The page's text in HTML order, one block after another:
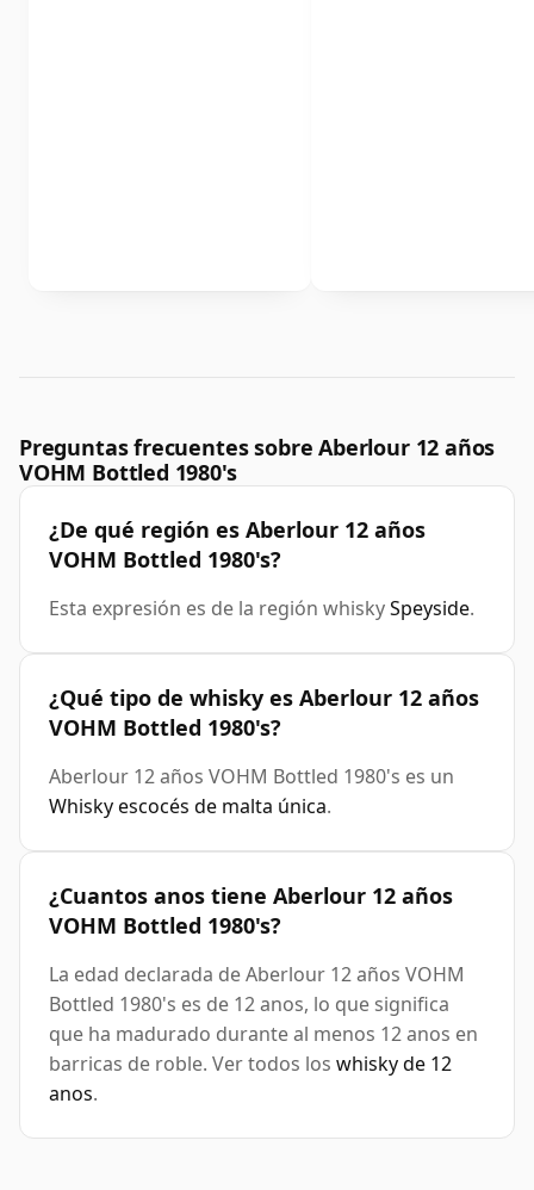
Preguntas frecuentes sobre Aberlour 12 años
VOHM Bottled 1980's
¿De qué región es Aberlour 12 años
VOHM Bottled 1980's?
Esta expresión es de la región whiskySpeyside.
¿Qué tipo de whisky es Aberlour 12 años
VOHM Bottled 1980's?
Aberlour 12 años VOHM Bottled 1980's es un
Whisky escocés de malta única.
¿Cuantos anos tiene Aberlour 12 años
VOHM Bottled 1980's?
La edad declarada de Aberlour 12 años VOHM
Bottled 1980's es de 12 anos, lo que significa
que ha madurado durante al menos 12 anos en
barricas de roble. Ver todos los whisky de 12
anos.